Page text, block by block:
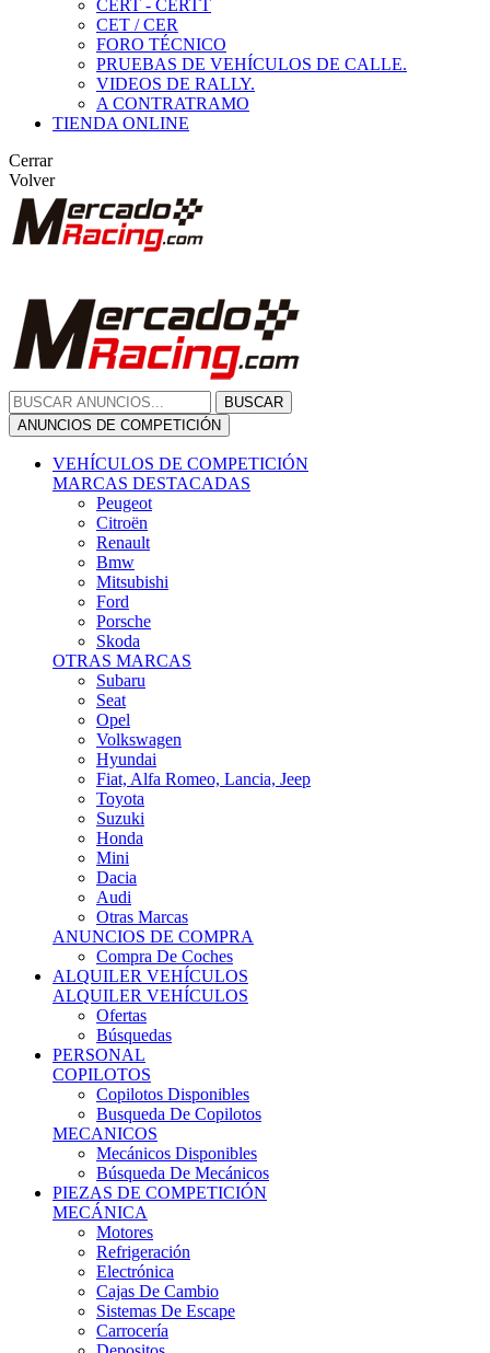
CERT - CERTT
CET / CER
FORO TÉCNICO
PRUEBAS DE VEHÍCULOS DE CALLE.
VIDEOS DE RALLY.
A CONTRATRAMO
TIENDA ONLINE
Cerrar
Volver
BUSCAR
ANUNCIOS DE COMPETICIÓN
VEHÍCULOS DE COMPETICIÓN
MARCAS DESTACADAS
Peugeot
Citroën
Renault
Bmw
Mitsubishi
Ford
Porsche
Skoda
OTRAS MARCAS
Subaru
Seat
Opel
Volkswagen
Hyundai
Fiat, Alfa Romeo, Lancia, Jeep
Toyota
Suzuki
Honda
Mini
Dacia
Audi
Otras Marcas
ANUNCIOS DE COMPRA
Compra De Coches
ALQUILER VEHÍCULOS
ALQUILER VEHÍCULOS
Ofertas
Búsquedas
PERSONAL
COPILOTOS
Copilotos Disponibles
Busqueda De Copilotos
MECANICOS
Mecánicos Disponibles
Búsqueda De Mecánicos
PIEZAS DE COMPETICIÓN
MECÁNICA
Motores
Refrigeración
Electrónica
Cajas De Cambio
Sistemas De Escape
Carrocería
Depositos
Suspensiones